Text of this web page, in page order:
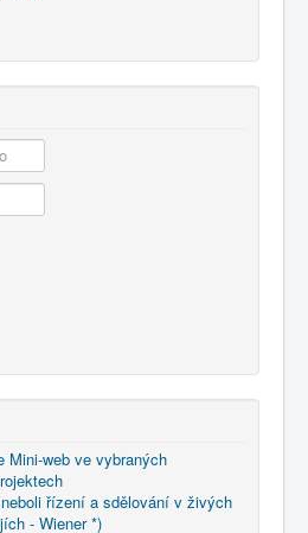
Mini-web ve vybraných
řízení a sdělování v živých
- Wiener *)